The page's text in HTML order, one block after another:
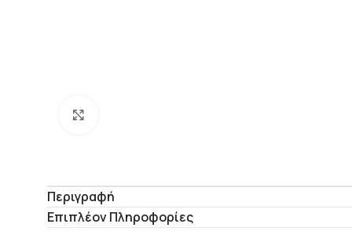
Περιγραφή
Επιπλέον Πληροφορίες